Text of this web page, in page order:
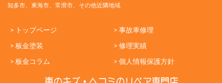
知多市、東海市、常滑市、その他近隣地域
> トップページ
> 事故車修理
> 板金塗装
> 修理実績
> 板金コラム
> 個人情報保護方針